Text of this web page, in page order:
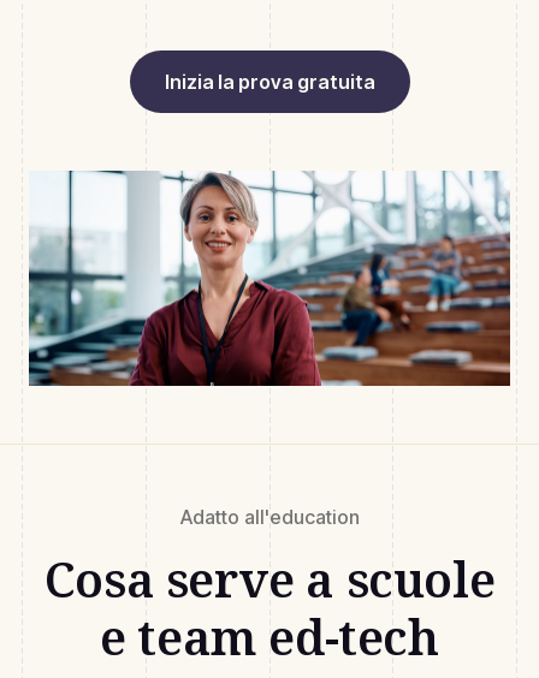
Inizia la prova gratuita
Adatto all'education
Cosa serve a scuole
e team ed-tech